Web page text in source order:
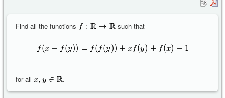
Find all the functions such that
for all .